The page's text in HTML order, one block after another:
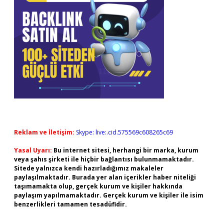
Reklam ve İletişim: Skype: live:.cid.575569c608265c69
Yasal Uyarı: Bu internet sitesi, herhangi bir marka, kurum
veya şahıs şirketi ile hiçbir bağlantısı bulunmamaktadır.
Sitede yalnızca kendi hazırladığımız makaleler
paylaşılmaktadır. Burada yer alan içerikler haber niteliği
taşımamakta olup, gerçek kurum ve kişiler hakkında
paylaşım yapılmamaktadır. Gerçek kurum ve kişiler ile isim
benzerlikleri tamamen tesadüfidir.